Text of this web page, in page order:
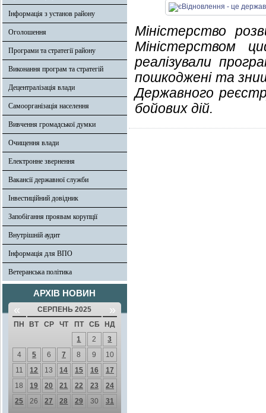
Інформація з установ району
Оголошення
Програми та стратегії району
Виконання програм та стратегій
Децентралізація влади
Самоорганізація населення
Вивчення громадської думки
Очищення влади
Електронне звернення
Вакансії державної служби
Інвестиційний довідник
Запобігання проявам корупції
Внутрішній аудит
Інформація для ВПО
Ветеранська політика
АРХІВ НОВИН
« СЕРПЕНЬ 2025 »
ПН ВТ СР ЧТ ПТ СБ
НД
1
2
3
4
5 6 7 8 9
10
11
12 13 14 15 16
17
18
19 20 21 22 23
24
25
26 27 28 29 30 31
Міністерство
Міністерством
реалізували
пошкоджені та
Державного
бойових дій.